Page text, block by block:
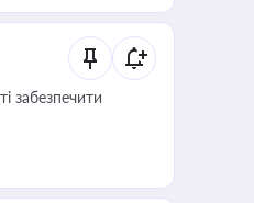
забезпечити